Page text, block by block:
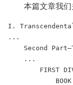
本篇文章我们
I.
...
Second
    ...
FIRST